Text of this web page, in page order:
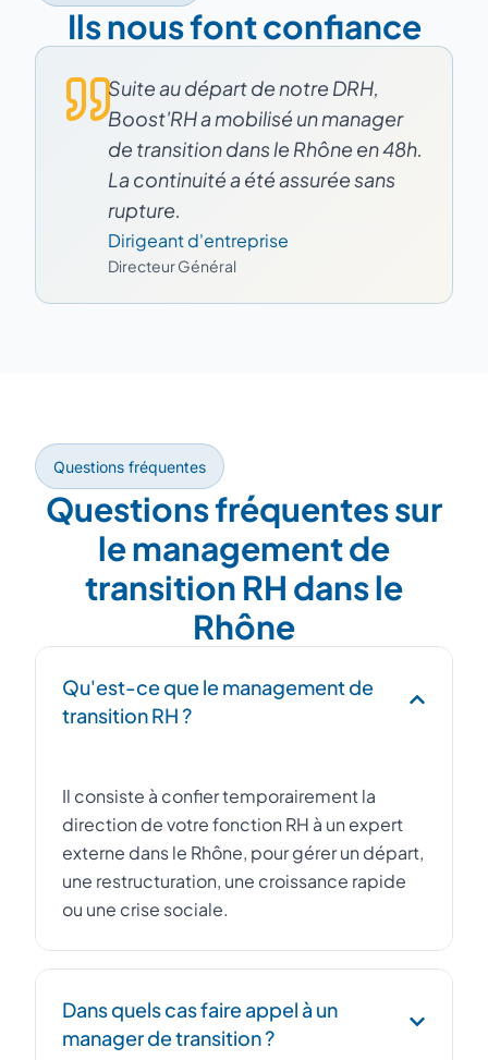
Ils nous font confiance
Suite au départ de notre DRH,
Boost'RH a mobilisé un manager
de transition dans le Rhône en 48h.
La continuité a été assurée sans
rupture.
Dirigeant d'entreprise
Directeur Général
Questions fréquentes
Questions fréquentes sur
le management de
transition RH dans le
Rhône
Qu'est-ce que le management de
transition RH ?
Il consiste à confier temporairement la
direction de votre fonction RH à un expert
externe dans le Rhône, pour gérer un départ,
une restructuration, une croissance rapide
ou une crise sociale.
Dans quels cas faire appel à un
manager de transition ?